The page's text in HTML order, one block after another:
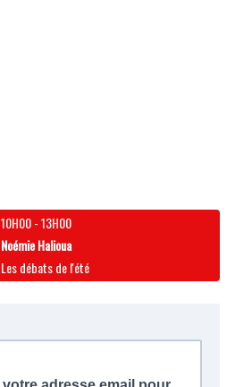
10H00-13H00
Noémie Halioua
Les débats de l'été